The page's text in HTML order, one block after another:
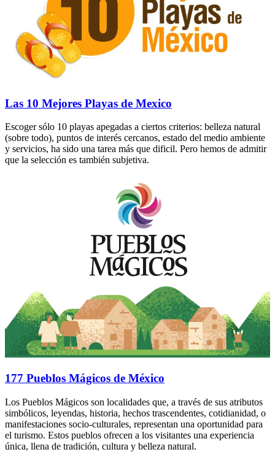
Las 10 Mejores Playas de Mexico
Escoger sólo 10 playas apegadas a ciertos criterios: belleza natural
(sobre todo), puntos de interés cercanos, estado del medio ambiente
y servicios, ha sido una tarea más que dificil. Pero hemos de admitir
que la selección es también subjetiva.
177 Pueblos Mágicos de México
Los Pueblos Mágicos son localidades que, a través de sus atributos
simbólicos, leyendas, historia, hechos trascendentes, cotidianidad, o
manifestaciones socio-culturales, representan una oportunidad para
el turismo. Estos pueblos ofrecen a los visitantes una experiencia
única, llena de tradición, cultura y belleza natural.